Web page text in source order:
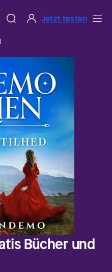
Jetzt testen
Bücher und